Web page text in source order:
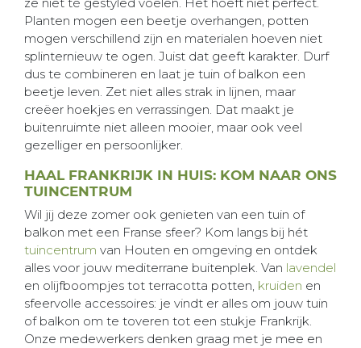
Planten mogen een beetje overhangen, potten
mogen verschillend zijn en materialen hoeven niet
splinternieuw te ogen. Juist dat geeft karakter. Durf
dus te combineren en laat je tuin of balkon een
beetje leven. Zet niet alles strak in lijnen, maar
creëer hoekjes en verrassingen. Dat maakt je
buitenruimte niet alleen mooier, maar ook veel
gezelliger en persoonlijker.
HAAL FRANKRIJK IN HUIS: KOM NAAR ONS
TUINCENTRUM
Wil jij deze zomer ook genieten van een tuin of
balkon met een Franse sfeer? Kom langs bij hét
tuincentrum van Houten en omgeving en ontdek
alles voor jouw mediterrane buitenplek. Van lavendel
en olijfboompjes tot terracotta potten, kruiden en
sfeervolle accessoires: je vindt er alles om jouw tuin
of balkon om te toveren tot een stukje Frankrijk.
Onze medewerkers denken graag met je mee en